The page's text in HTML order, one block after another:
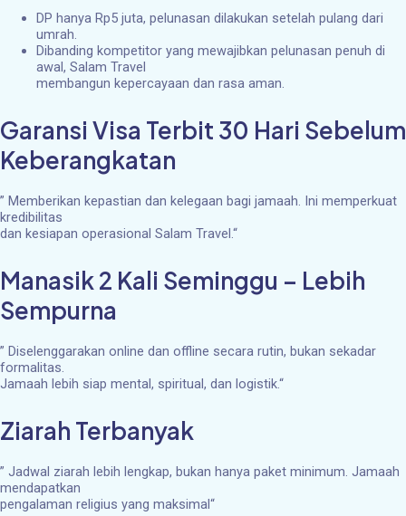
DP hanya Rp5 juta, pelunasan dilakukan setelah pulang dari
umrah.
Dibanding kompetitor yang mewajibkan pelunasan penuh di
awal, Salam Travel
membangun kepercayaan dan rasa aman.
Garansi Visa Terbit 30 Hari Sebelum
Keberangkatan
” Memberikan kepastian dan kelegaan bagi jamaah. Ini memperkuat
kredibilitas
dan kesiapan operasional Salam Travel.“
Manasik 2 Kali Seminggu – Lebih
Sempurna
” Diselenggarakan online dan offline secara rutin, bukan sekadar
formalitas.
Jamaah lebih siap mental, spiritual, dan logistik.“
Ziarah Terbanyak
” Jadwal ziarah lebih lengkap, bukan hanya paket minimum. Jamaah
mendapatkan
pengalaman religius yang maksimal“